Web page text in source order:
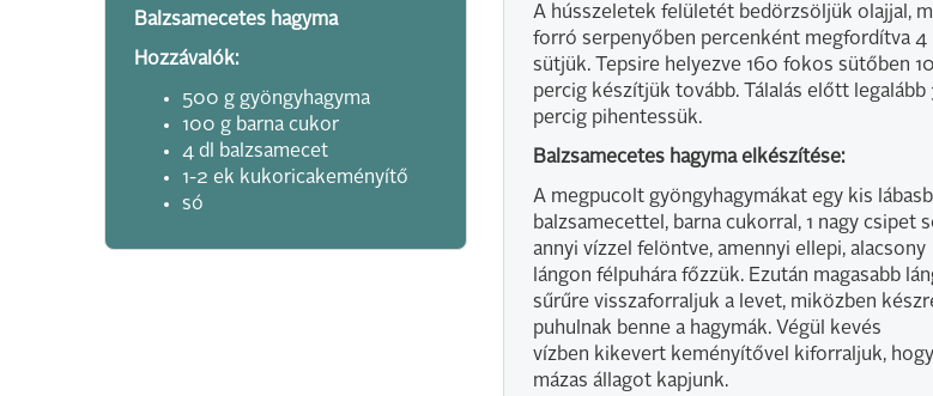
Balzsamecetes hagyma
Hozzávalók:
500 g gyöngyhagyma
100 g barna cukor
4 dl balzsamecet
1-2 ek kukoricakeményítő
só
A hússzeletek felületét bedörzsöljük olajjal,
forró serpenyőben percenként megfordítva 4
sütjük. Tepsire helyezve 160 fokos sütőben
percig készítjük tovább. Tálalás előtt legalább
percig pihentessük.
Balzsamecetes hagyma elkészítése:
A megpucolt gyöngyhagymákat egy kis
balzsamecettel, barna cukorral, 1 nagy csipet
annyi vízzel felöntve, amennyi ellepi, alacsony
lángon félpuhára főzzük. Ezután magasabb
sűrűre visszaforraljuk a levet, miközben
puhulnak benne a hagymák. Végül kevés
vízben kikevert keményítővel kiforraljuk,
mázas állagot kapjunk.